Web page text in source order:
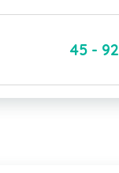
45 - 92